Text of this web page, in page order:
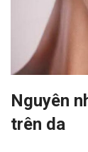
Nguyên
trên da